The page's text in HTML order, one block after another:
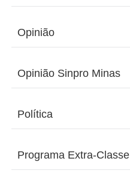
Opinião
Opinião Sinpro Minas
Política
Programa Extra-Classe